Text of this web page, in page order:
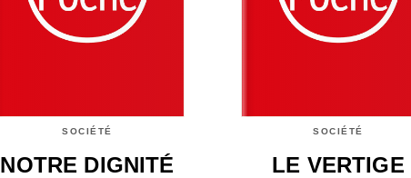
SOCIÉTÉ
NOTRE DIGNITÉ
SOCIÉTÉ
LE VERTIGE